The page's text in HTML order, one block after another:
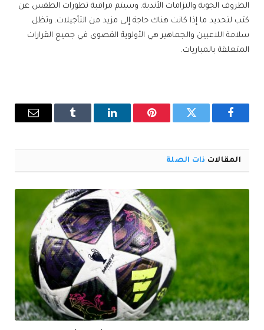
الظروف الجوية والتزامات الأندية. وسيتم مراقبة تطورات الطقس عن
كثب لتحديد ما إذا كانت هناك حاجة إلى مزيد من التأجيلات. وتظل
سلامة اللاعبين والجماهير هي الأولوية القصوى في جميع القرارات
المتعلقة بالمباريات.
فيسبوك تويتر بينتيريستلينكدإن Tumblr
البريد
المقالات ذات الصلة